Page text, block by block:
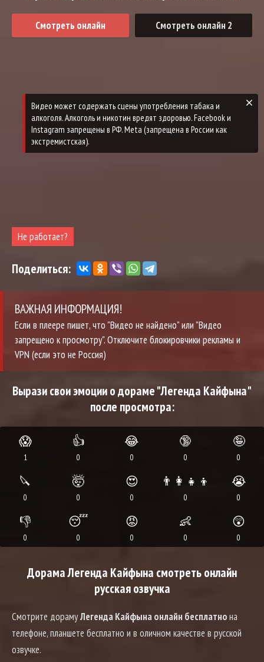
Смотреть онлайн Смотреть онлайн 2
Видео может содержать сцены употребления табака и
алкоголя. Алкоголь и никотин вредят здоровью. Facebook и
Instagram запрещены в РФ. Meta (запрещена в России как
экстремистская).
Не работает?
Поделиться:
ВАЖНАЯ ИНФОРМАЦИЯ!
Если в плеере пишет, что "Видео не найдено" или "Видео
запрещено к просмотру". Отключите блокировчики рекламы и
VPN (если это не Россия)
Вырази свои эмоции о дораме "Легенда Кайфына"
после просмотра:
😱
1
👍
0
😂
0
🔞
0
🤪
0
🔪
0
🤯
0
😍
0
👨‍👩‍👧‍👦
0
😭
0
👎
0
😴
0
😡
0
👶
0
😲
0
Дорама Легенда Кайфына смотреть онлайн
русская озвучка
Смотрите дорамуЛегенда Кайфына онлайн бесплатнона
телефоне, планшете бесплатно и в оличном качестве в русской
озвучке.